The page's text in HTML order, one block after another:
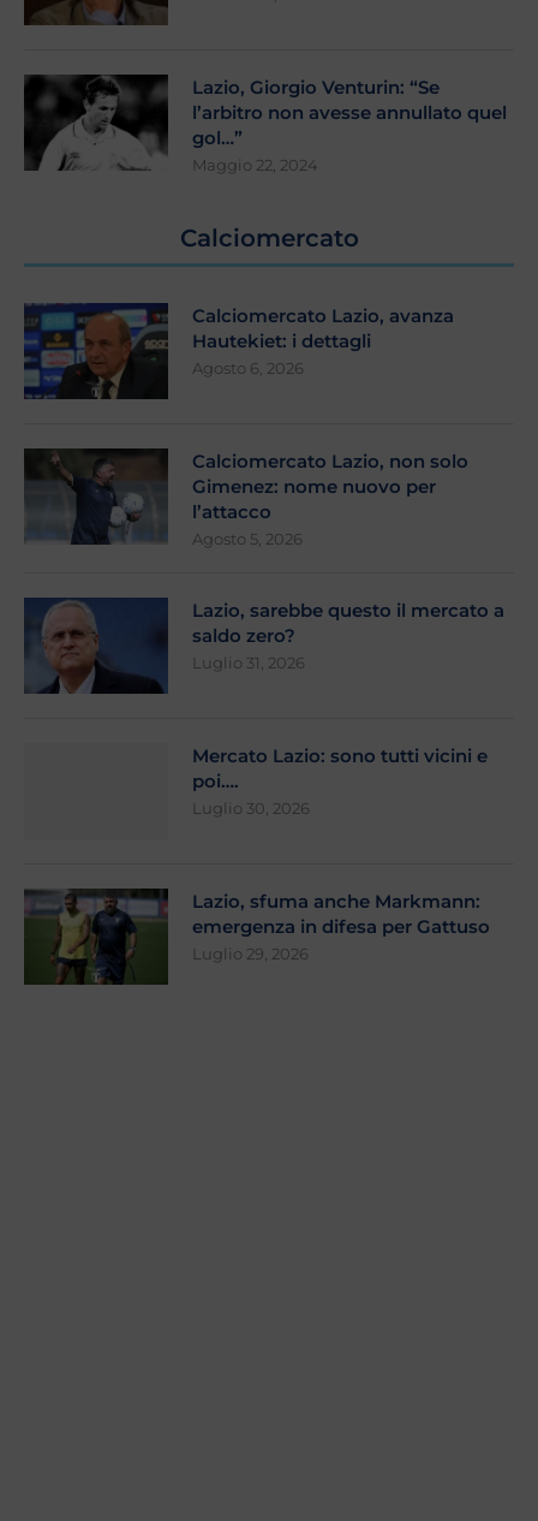
Lazio, Giorgio Venturin: “Se
l’arbitro non avesse annullato quel
gol…”
Maggio 22, 2024
Calciomercato
Calciomercato Lazio, avanza
Hautekiet: i dettagli
Agosto 6, 2026
Calciomercato Lazio, non solo
Gimenez: nome nuovo per
l’attacco
Agosto 5, 2026
Lazio, sarebbe questo il mercato a
saldo zero?
Luglio 31, 2026
Mercato Lazio: sono tutti vicini e
poi….
Luglio 30, 2026
Lazio, sfuma anche Markmann:
emergenza in difesa per Gattuso
Luglio 29, 2026